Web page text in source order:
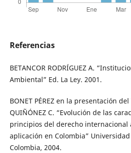
Referencias
BETANCOR RODRÍGUEZ A.
Ambiental” Ed. La Ley. 2001.
BONET PÉREZ en la presentación del
QUIÑÓNEZ C. “Evolución de las
principios del derecho internacional
aplicación en Colombia”
Colombia, 2004.